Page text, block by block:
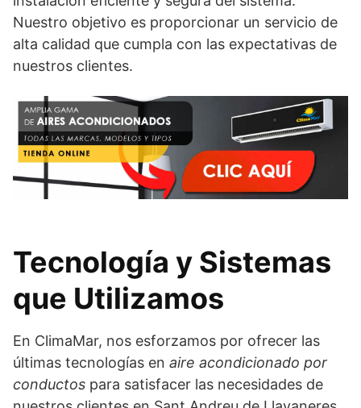
Nuestro objetivo es proporcionar un servicio de
alta calidad que cumpla con las expectativas de
nuestros clientes.
Tecnología y Sistemas
que Utilizamos
En ClimaMar, nos esforzamos por ofrecer las
últimas tecnologías en aire acondicionado por
conductos para satisfacer las necesidades de